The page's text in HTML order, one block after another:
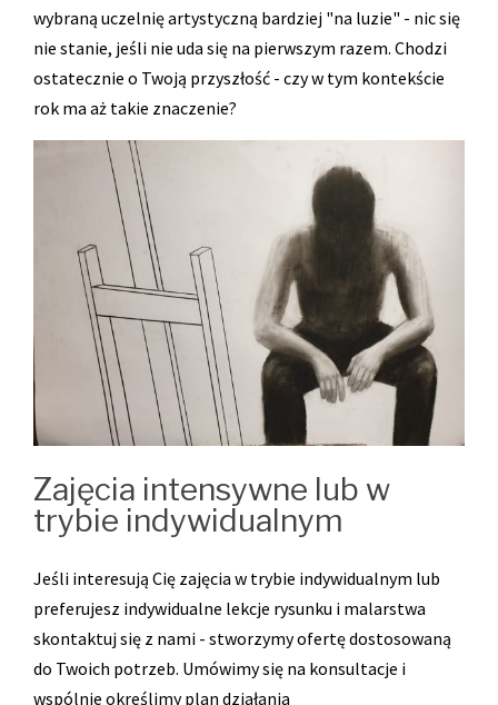
wybraną uczelnię artystyczną bardziej "na luzie" - nic się
nie stanie, jeśli nie uda się na pierwszym razem. Chodzi
ostatecznie o Twoją przyszłość - czy w tym kontekście
rok ma aż takie znaczenie?
Zajęcia intensywne lub w
trybie indywidualnym
Jeśli interesują Cię zajęcia w trybie indywidualnym lub
preferujesz indywidualne lekcje rysunku i malarstwa
skontaktuj się z nami - stworzymy ofertę dostosowaną
do Twoich potrzeb. Umówimy się na konsultacje i
wspólnie określimy plan działania